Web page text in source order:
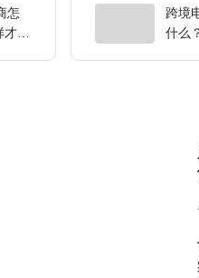
怎
才能
跨境
什么